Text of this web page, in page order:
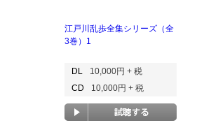
江戸川乱歩全集シリーズ（全
3巻）1
DL
10,000円 + 税
CD
10,000円 + 税